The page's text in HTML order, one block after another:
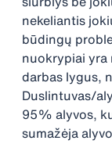
nekeliantis
būdingų
nuokrypiai yra
darbas lygus,
Duslintuvas/
95% alyvos,
sumažėja